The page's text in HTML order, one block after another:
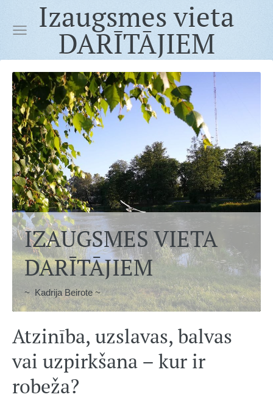
Izaugsmes vieta
DARĪTĀJIEM
IZAUGSMES VIETA
DARĪTĀJIEM
~ Kadrija Beirote ~
Atzinība, uzslavas, balvas
vai uzpirkšana – kur ir
robeža?